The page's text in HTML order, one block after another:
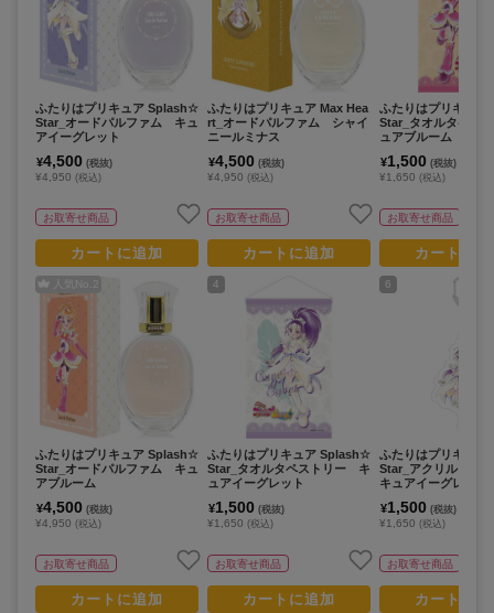
ふたりはプリキュア Splash☆
Star_オードパルファム キュ
アイーグレット
¥4,500 (税抜)
¥4,950 (税込)
お取寄せ商品
カートに追加
人気No. 2
ふたりはプリキュア Splash☆
Star_オードパルファム キュ
アブルーム
¥4,500 (税抜)
¥4,950 (税込)
お取寄せ商品
カートに追加
ふたりはプリキュア Max Hea
rt_オードパルファム シャイ
ニールミナス
¥4,500 (税抜)
¥4,950 (税込)
お取寄せ商品
カートに追加
4
ふたりはプリキュア Splash☆
Star_タオルタペストリー キ
ュアイーグレット
¥1,500 (税抜)
¥1,650 (税込)
お取寄せ商品
カートに追加
ふたりはプリキュ
Star_タオルタペス
ュアブルーム
¥1,500 (税抜)
¥1,650 (税込)
お取寄せ商品
カートに
6
ふたりはプリキュ
Star_アクリルキー
キュアイーグレット
¥1,500 (税抜)
¥1,650 (税込)
お取寄せ商品
カートに